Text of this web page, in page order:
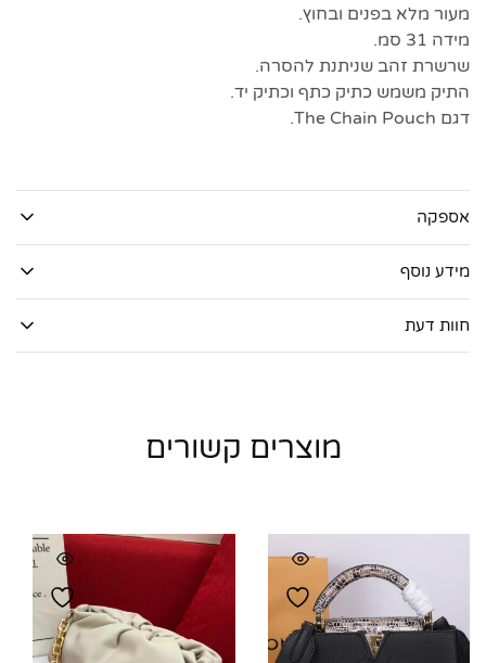
מעור מלא בפנים ובחוץ.
מידה 31 סמ.
שרשרת זהב שניתנת להסרה.
התיק משמש כתיק כתף וכתיק יד.
דגם The Chain Pouch.
אספקה
מידע נוסף
חוות דעת
מוצרים קשורים